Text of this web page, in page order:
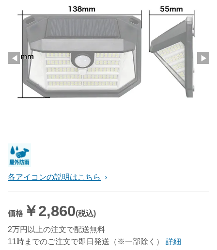
◀ ▶
各アイコンの説明はこちら
価格 ￥2,860(税込)
2万円以上の注文で配送無料
11時までのご注文で即日発送（※一部除く）
詳細